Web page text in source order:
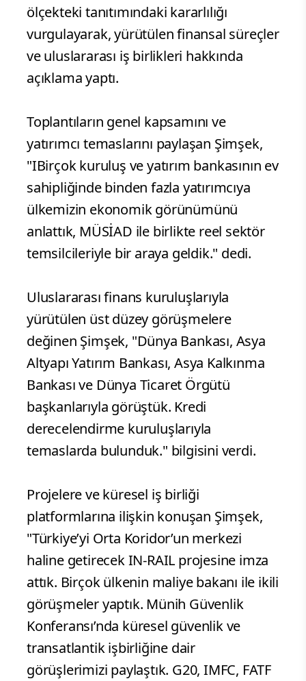
ölçekteki tanıtımındaki kararlılığı
vurgulayarak, yürütülen finansal süreçler
ve uluslararası iş birlikleri hakkında
açıklama yaptı.
Toplantıların genel kapsamını ve
yatırımcı temaslarını paylaşan Şimşek,
"IBirçok kuruluş ve yatırım bankasının ev
sahipliğinde binden fazla yatırımcıya
ülkemizin ekonomik görünümünü
anlattık, MÜSİAD ile birlikte reel sektör
temsilcileriyle bir araya geldik." dedi.
Uluslararası finans kuruluşlarıyla
yürütülen üst düzey görüşmelere
değinen Şimşek, "Dünya Bankası, Asya
Altyapı Yatırım Bankası, Asya Kalkınma
Bankası ve Dünya Ticaret Örgütü
başkanlarıyla görüştük. Kredi
derecelendirme kuruluşlarıyla
temaslarda bulunduk." bilgisini verdi.
Projelere ve küresel iş birliği
platformlarına ilişkin konuşan Şimşek,
"Türkiye’yi Orta Koridor’un merkezi
haline getirecek IN-RAIL projesine imza
attık. Birçok ülkenin maliye bakanı ile ikili
görüşmeler yaptık. Münih Güvenlik
Konferansı’nda küresel güvenlik ve
transatlantik işbirliğine dair
görüşlerimizi paylaştık. G20, IMFC, FATF